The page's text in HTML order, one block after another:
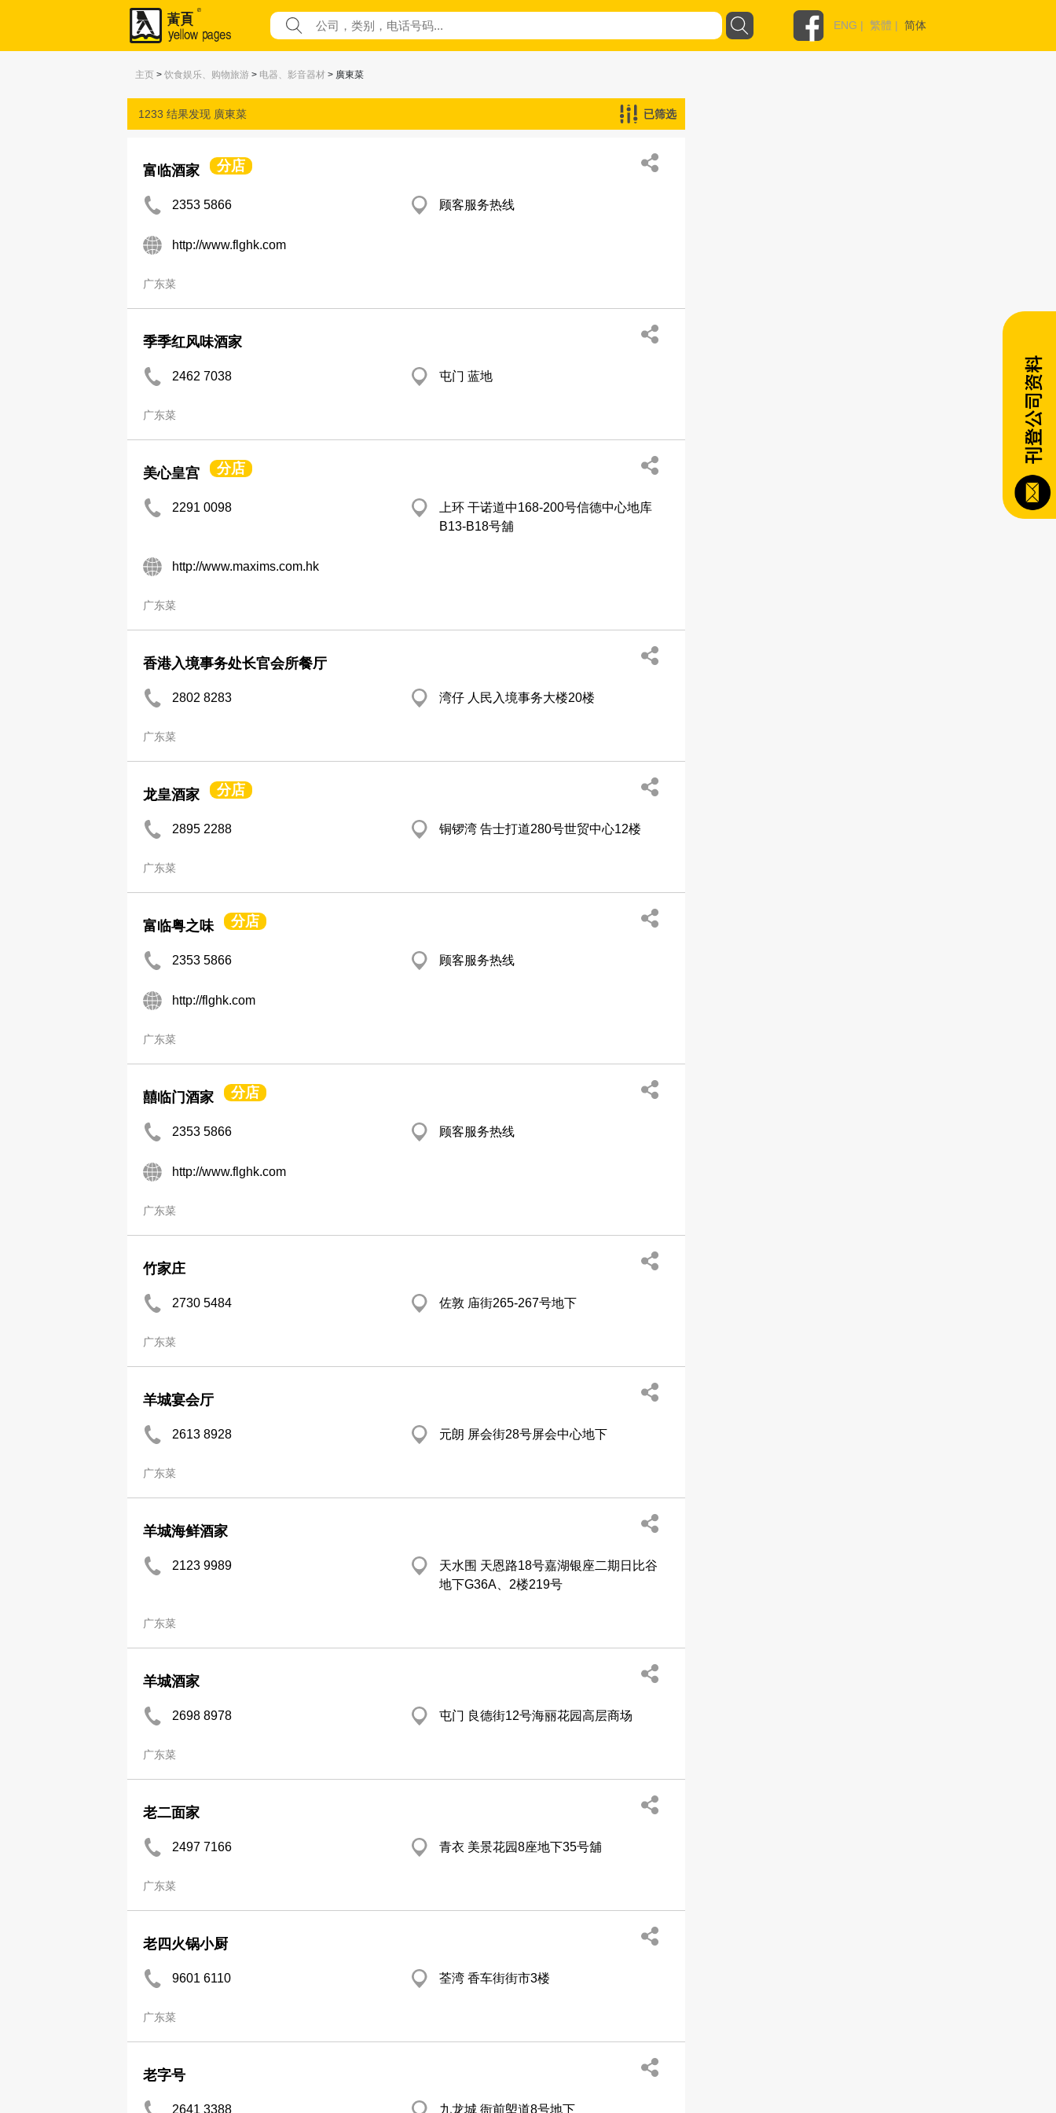
ENG | 繁體 | 简体
主页 > 饮食娱乐、购物旅游 > 电器、影音器材 > 廣東菜
1233 结果发现 廣東菜 已筛选
富临酒家 分店
2353 5866 顾客服务热线
http://www.flghk.com
广东菜
季季红风味酒家
2462 7038 屯门 蓝地
广东菜
美心皇宫 分店
2291 0098
上环 干诺道中168-200号信德中心地库
B13-B18号舖
http://www.maxims.com.hk
广东菜
香港入境事务处长官会所餐厅
2802 8283 湾仔 人民入境事务大楼20楼
广东菜
龙皇酒家 分店
2895 2288 铜锣湾 告士打道280号世贸中心12楼
广东菜
富临粤之味 分店
2353 5866 顾客服务热线
http://flghk.com
广东菜
囍临门酒家 分店
2353 5866 顾客服务热线
http://www.flghk.com
广东菜
竹家庄
2730 5484 佐敦 庙街265-267号地下
广东菜
羊城宴会厅
2613 8928 元朗 屏会街28号屏会中心地下
广东菜
羊城海鲜酒家
2123 9989
天水围 天恩路18号嘉湖银座二期日比谷
地下G36A、2楼219号
广东菜
羊城酒家
2698 8978 屯门 良德街12号海丽花园高层商场
广东菜
老二面家
2497 7166 青衣 美景花园8座地下35号舖
广东菜
老四火锅小厨
9601 6110 荃湾 香车街街市3楼
广东菜
老字号
2641 3388 九龙城 衙前塱道8号地下